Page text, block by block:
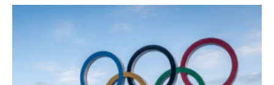
fin
Olympiques
Paralympiques